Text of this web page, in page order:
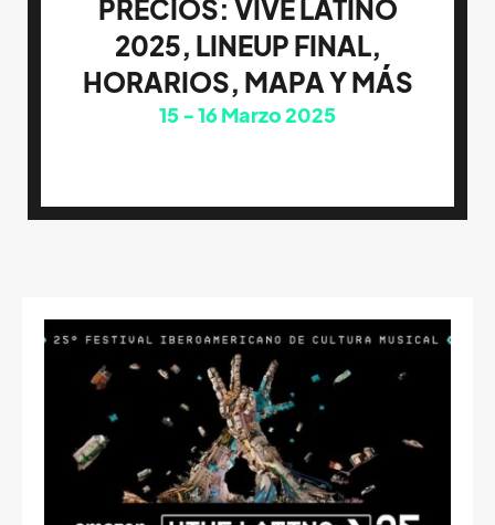
PRECIOS: VIVE LATINO
2025, LINEUP FINAL,
HORARIOS, MAPA Y MÁS
15 16Marzo 2025